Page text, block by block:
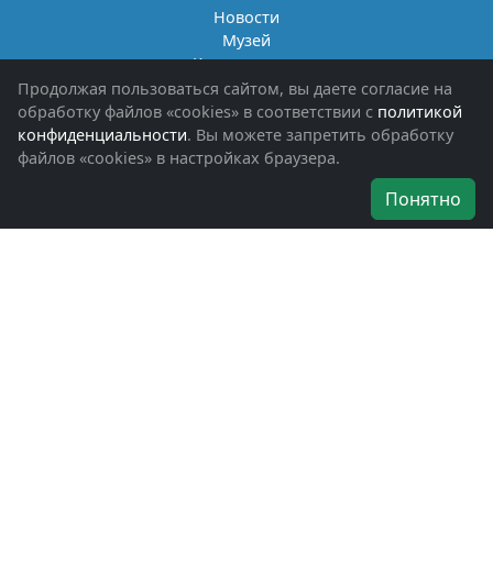
Новости
Музей
Книги памяти
Фотоальбомы
Обращения граждан
Помощь участникам СВО и их семьям
Об организации
Наши награды
Продолжая пользоваться сайтом, вы даете согласие на
обработку файлов «cookies» в соответствии с политикой
конфиденциальности. Вы можете запретить обработку
файлов «cookies» в настройках браузера.
Понятно